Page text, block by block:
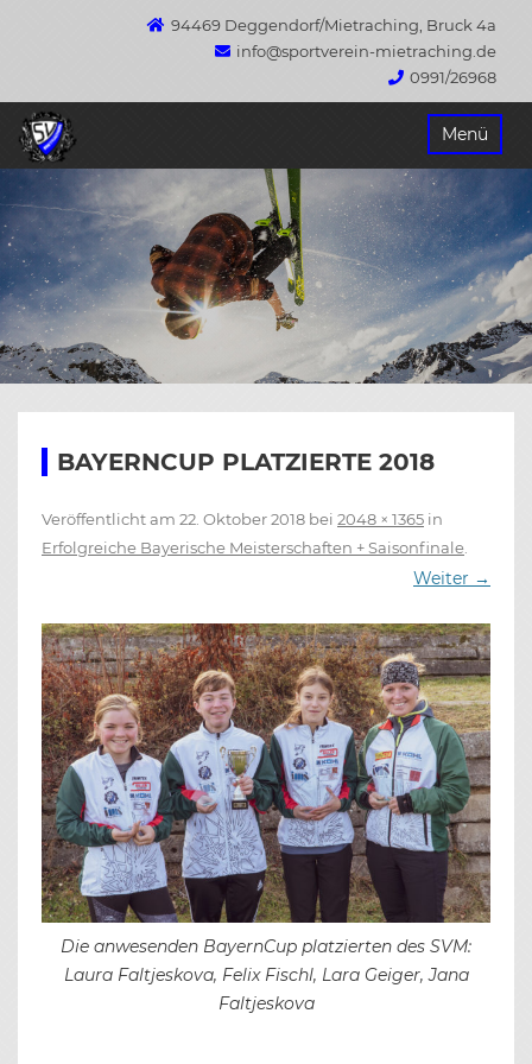
94469 Deggendorf/Mietraching, Bruck 4a
info@sportverein-mietraching.de
0991/26968
Menü
BAYERNCUP PLATZIERTE 2018
Veröffentlicht am 22. Oktober 2018 bei 2048 × 1365 in
Erfolgreiche Bayerische Meisterschaften + Saisonfinale
Weiter →
Die anwesenden BayernCup platzierten des SVM:
Laura Faltjeskova, Felix Fischl, Lara Geiger, Jana
Faltjeskova